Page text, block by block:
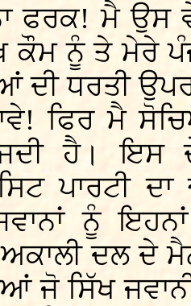
ਫਰਕ! ਮੈ ਉਸ
ਕੌਮ ਨੂੰ ਤੇ ਮੇਰੇ
ਦੀ ਧਰਤੀ
ਫਿਰ ਮੈ
ਹੈ। ਇਸ
ਪਾਰਟੀ
ਨੂੰ
ਦਲ ਦੇ
ਜੋ ਸਿੱਖ